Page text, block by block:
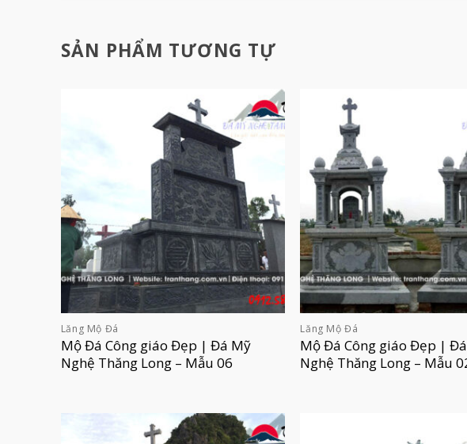
SẢN PHẨM TƯƠNG TỰ
Lăng Mộ Đá
Mộ Đá Công giáo Đẹp | Đá Mỹ
Nghệ Thăng Long – Mẫu 06
Lăng Mộ Đá
Mộ Đá Công giáo Đẹp |
Nghệ Thăng Long – Mẫu